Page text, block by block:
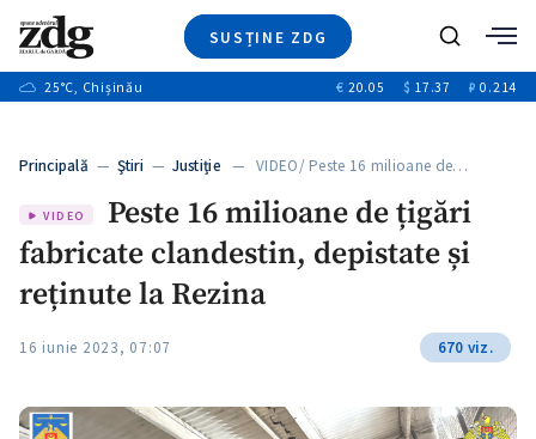
SUSȚINE ZDG
Ştiri
+7
Video
Special
+1
Blog
+2
Caută
25°C, Chișinău € 20.05 $ 17.37 ₽ 0.214
Principală — Ştiri — Justiție— VIDEO/ Peste 16 milioane de…
VIDEO
Peste 16 milioane de țigări
fabricate clandestin, depistate și
reținute la Rezina
16 iunie 2023, 07:07 670 viz.